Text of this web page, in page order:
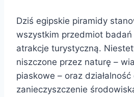
Dziś egipskie piramidy
wszystkim przedmiot
atrakcje turystyczną.
niszczone przez naturę –
piaskowe – oraz działalność
zanieczyszczenie